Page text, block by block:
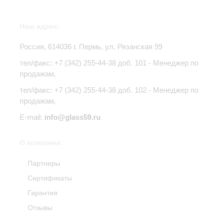
Россия, 614036 г. Пермь, ул. Рязанская 99
тел/факс: +7 (342) 255-44-38 доб. 101 - Менеджер по
продажам,
тел/факс: +7 (342) 255-44-38 доб. 102 - Менеджер по
продажам,
E-mail: info@glass59.ru
Партнеры
Сертификаты
Гарантия
Отзывы